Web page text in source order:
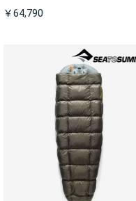
￥64,790